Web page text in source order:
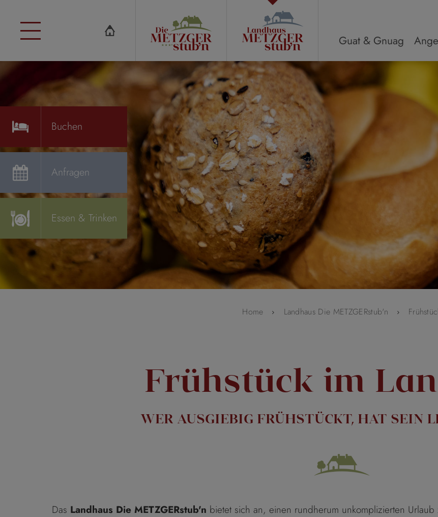
Buchen
Anfragen
Essen & Trinken
Guat & Gnuag
Home Landhaus Die METZGERstub'n
Frühstück im
WER AUSGIEBIG FRÜHSTÜCKT, HAT SEIN
Das Landhaus Die METZGERstub'n bietet sich an, einen rundherum unkomplizierten